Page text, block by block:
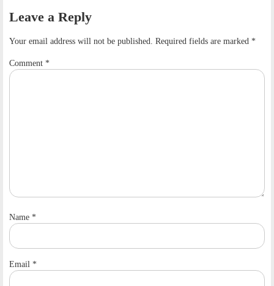
Leave a Reply
Your email address will not be published. Required fields are marked *
Comment *
Name *
Email *